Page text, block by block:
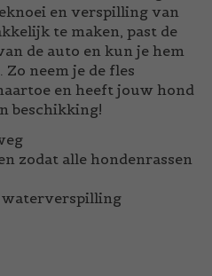
en verspilling van
te maken, past de
de auto en kun je hem
Zo neem je de fles
en heeft jouw hond
beschikking!
zodat alle hondenrassen
waterverspilling